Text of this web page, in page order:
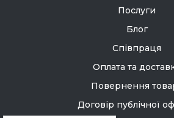
Послуги
Блог
Співпраця
Оплата та
Повернення
Договір публічної